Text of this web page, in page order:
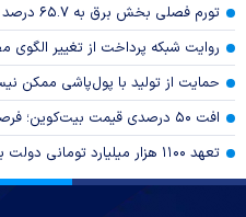
تورم فصلی بخش برق به ۶۵.۷ درصد رسید
روایت شبکه پرداخت از تغییر الگوی
حمایت از تولید با پول‌پاشی ممکن
افت ۵۰ درصدی قیمت بیت‌کوین؛ فرصت خرید یا آغاز دوره نزولی؟
تعهد ۱۱۰۰ هزار میلیارد تومانی دولت برای تامین کالابرگ